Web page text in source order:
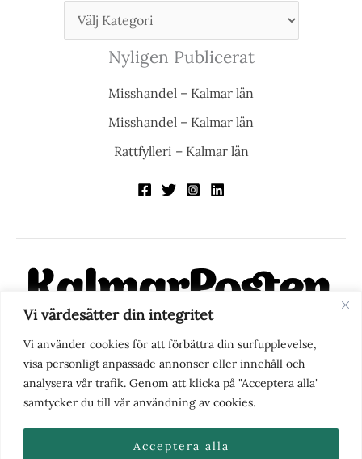
Vi värdesätter din integritet
Vi använder cookies för att förbättra din surfupplevelse,
visa personligt anpassade annonser eller innehåll och
analysera vår trafik. Genom att klicka på "Acceptera alla"
samtycker du till vår användning av cookies.
Acceptera alla
Nyligen Publicerat
Misshandel – Kalmar län
Misshandel – Kalmar län
Rattfylleri – Kalmar län
KalmarPosten är en modern lokalnyhetstidning på nätet. Med
fokus på Kalmarregionen, men också med blick för det större
perspektivet, vill vi vara din självklara kanal för nyheter,
berättelser och engagemang. KalmarPosten grundades 1988 och
fick nya ägare 2025.